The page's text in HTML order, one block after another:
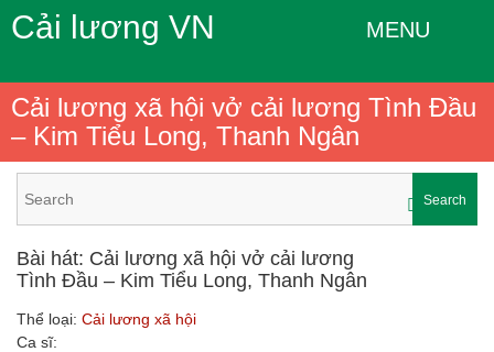
Cải lương VN MENU
Cải lương xã hội vở cải lương Tình Đầu
– Kim Tiểu Long, Thanh Ngân
Search
Bài hát: Cải lương xã hội vở cải lương
Tình Đầu – Kim Tiểu Long, Thanh Ngân
Thể loại: Cải lương xã hội
Ca sĩ: